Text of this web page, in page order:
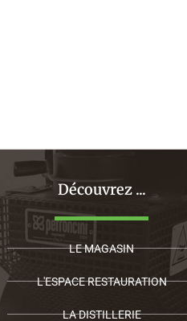
Découvrez ...
LE MAGASIN
L'ESPACE RESTAURATION
LA DISTILLERIE